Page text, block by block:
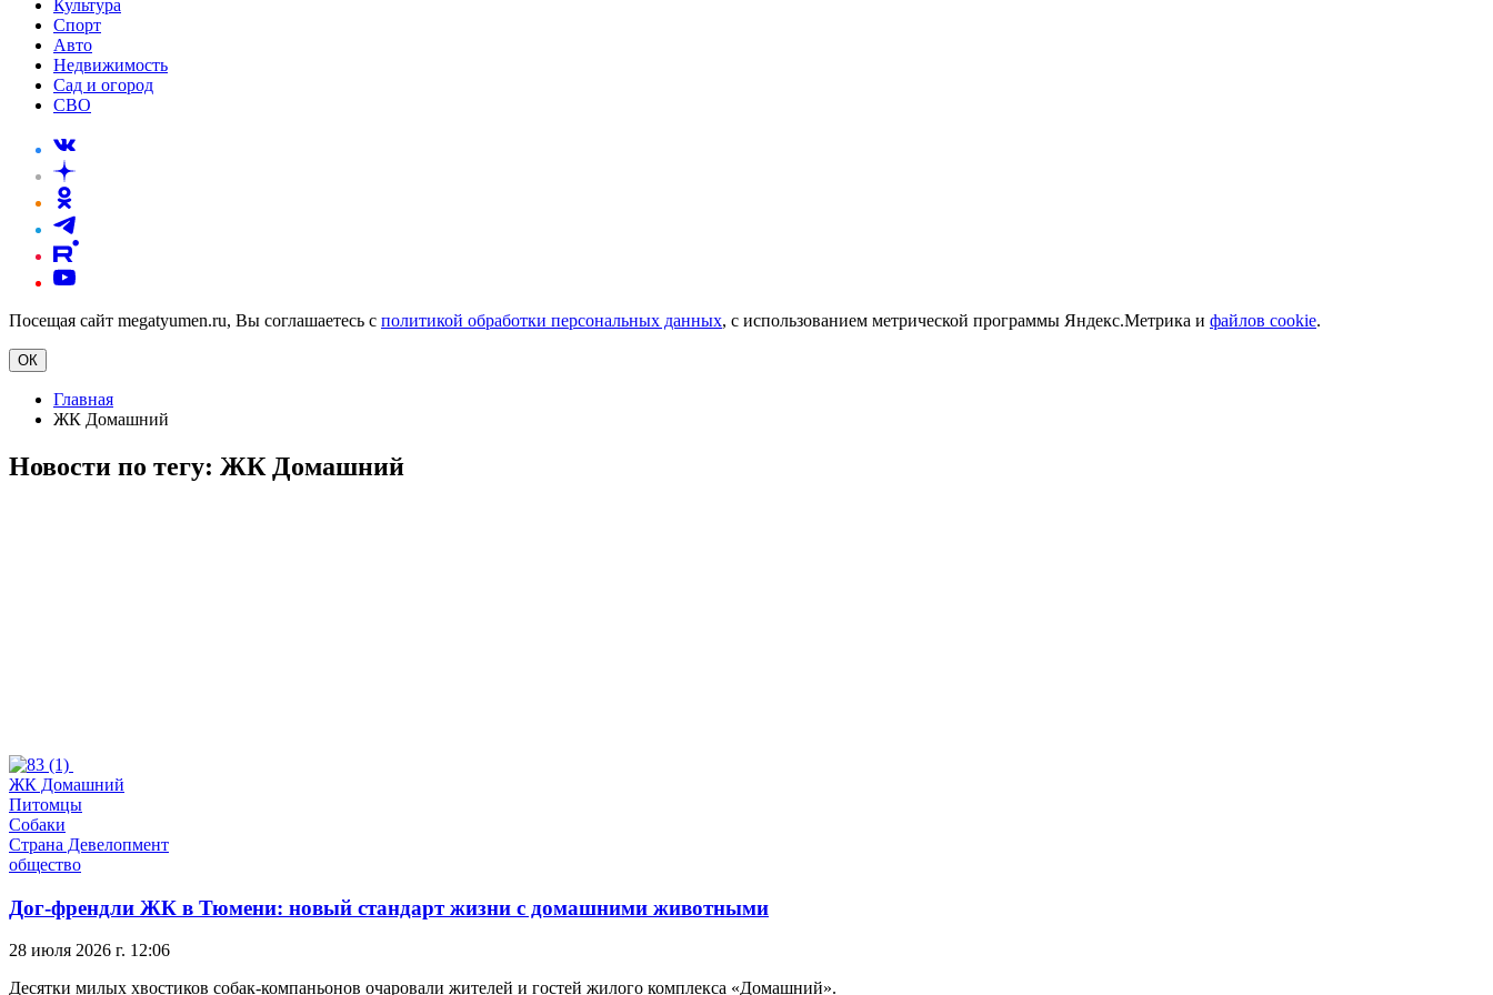
Культура
Спорт
Авто
Недвижимость
Сад и огород
СВО
Посещая сайт megatyumen.ru, Вы соглашаетесь с политикой обработки персональных данных, с использованием метрической программы Яндекс.Метрика и файлов cookie.
ОК
Главная
ЖК Домашний
Новости по тегу: ЖК Домашний
ЖК Домашний
Питомцы
Собаки
Страна Девелопмент
общество
Дог-френдли ЖК в Тюмени: новый стандарт жизни с домашними животными
28 июля 2026 г. 12:06
Десятки милых хвостиков собак-компаньонов очаровали жителей и гостей жилого комплекса «Домашний».